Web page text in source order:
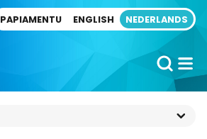
PAPIAMENTU ENGLISH NEDERLANDS